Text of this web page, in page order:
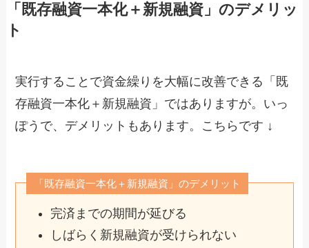
「既存融資一本化＋新規融資」のデメリッ
ト
実行することで資金繰りを大幅に改善できる「既
存融資一本化＋新規融資」ではありますが。いっ
ぽうで、デメリットもあります。こちらです ↓
「既存融資一本化＋新規融資」のデメリット
完済までの期間が延びる
しばらく新規融資が受けられない